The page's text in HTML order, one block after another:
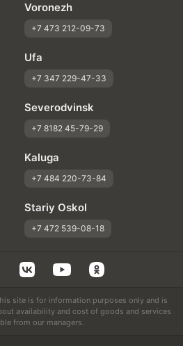
Voronezh
+7 473 212-09-73
Ufa
+7 347 229-47-33
Severodvinsk
+7 8182 45-79-29
Kaluga
+7 484 220-73-84
Stariy Oskol
+7 472 539-08-18
site is for information purposes only and is
availability and cost of goods and services
from our managers.